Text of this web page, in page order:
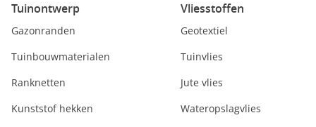
Tuinontwerp
Gazonranden
Tuinbouwmaterialen
Ranknetten
Kunststof hekken
Vliesstoffen
Geotextiel
Tuinvlies
Jute vlies
Wateropslagvlies